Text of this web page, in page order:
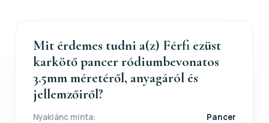
Mit érdemes tudni a(z) Férfi ezüst
karkötő pancer ródiumbevonatos
3.5mm méretéről, anyagáról és
jellemzőiről?
Nyaklánc minta: Pancer